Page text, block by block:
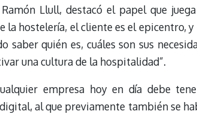
Llull, destacó el papel que
la hostelería, el cliente es el epicentro,
saber quién es, cuáles son sus
una cultura de la hospitalidad”.
empresa hoy en día debe
al que previamente también se